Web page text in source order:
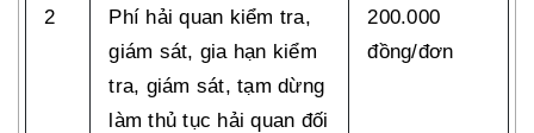
2
Phí hải quan kiểm tra,
giám sát, gia hạn kiểm
tra, giám sát, tạm dừng
làm thủ tục hải quan đối
200.000
đồng/đơn